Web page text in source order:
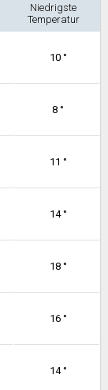
Niedrigste
Temperatur
10 °
8 °
11 °
14 °
18 °
16 °
14 °